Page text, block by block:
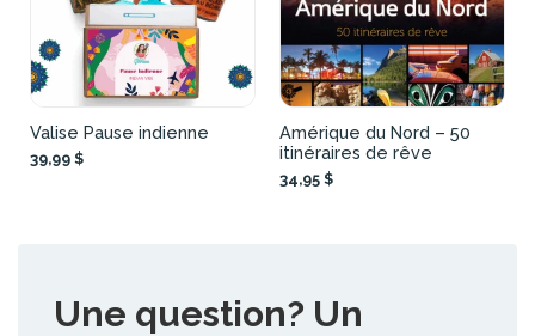
Valise Pause indienne
39,99 $
Amérique du Nord – 50
itinéraires de rêve
34,95 $
Une question? Un